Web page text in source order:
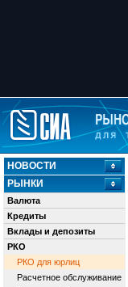
НОВОСТИ
РЫНКИ
Валюта
Кредиты
Вклады и депозиты
РКО
РКО для юрлиц
Расчетное обслуживание